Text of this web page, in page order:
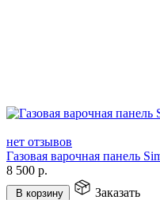
нет отзывов
Газовая варочная панель
8 500 р.
В корзину Заказать